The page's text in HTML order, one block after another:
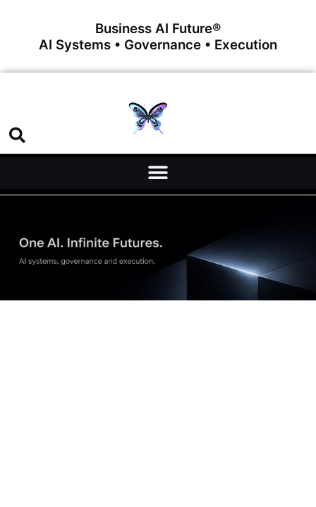
Business AI Future®
AI Systems • Governance • Execution